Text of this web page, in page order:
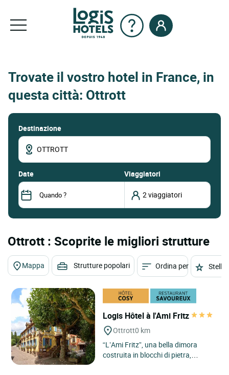
Trovate il vostro hotel in France, in
questa città: Ottrott
Destinazione
date Viaggiatori
Ottrott : Scoprite le migliori strutture
Mappa Strutture popolari Ordina per Stelle
Logis Hôtel à l'Ami Fritz
Ottrott0 km
“L’Ami Fritz”, una bella dimora
costruita in blocchi di pietra,